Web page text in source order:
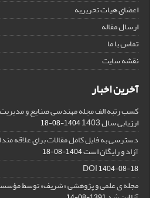
اعضای هیات تحریریه
ارسال مقاله
تماس با ما
نقشه سایت
آخرین اخبار
کسب رتبه الف مجله مهندسی صنایع و
ارزیابی سال 1403 1404-08-18
دسترسی به فایل کامل مقالات برای علاقه
آزاد و رایگان است1404-08-18
DOI1404-08-18
مجله ی علمی و پژوهشی «شریف» توسط مؤسسه